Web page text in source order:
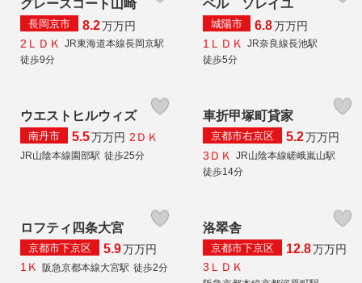
グレースコート山崎
長岡京市 8.2万万円
2ＬＤＫ
JR東海道本線長岡京駅
徒歩9分
ベル ソレイユ
城陽市 6.8万万円
1ＬＤＫ
JR奈良線長池駅
徒歩5分
ウエストヒルウィズ
南丹市 5.5万万円 2ＤＫ
JR山陰本線園部駅 徒歩25分
車折甲塚町貸家
京都市右京区 5.2万万円
3ＤＫ
JR山陰本線嵯峨嵐山駅
徒歩14分
ロフティ四条大宮
京都市下京区 5.9万万円
1Ｋ 阪急京都本線大宮駅 徒歩2分
洛翠舎
京都市下京区 12.8万万円
3ＬＤＫ